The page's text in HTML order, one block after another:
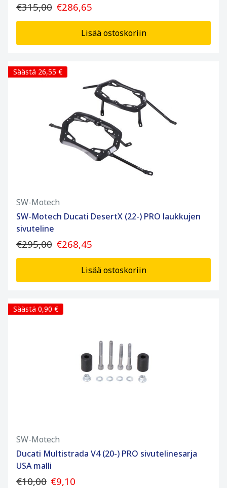
€315,00 €286,65
Lisää ostoskoriin
Säästä 26,55 €
SW-Motech
SW-Motech Ducati DesertX (22-) PRO laukkujen
sivuteline
€295,00 €268,45
Lisää ostoskoriin
Säästä 0,90 €
SW-Motech
Ducati Multistrada V4 (20-) PRO sivutelinesarja
USA malli
€10,00 €9,10